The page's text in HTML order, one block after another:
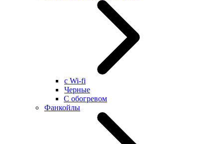
с Wi-fi
Черные
С обогревом
Фанкойлы